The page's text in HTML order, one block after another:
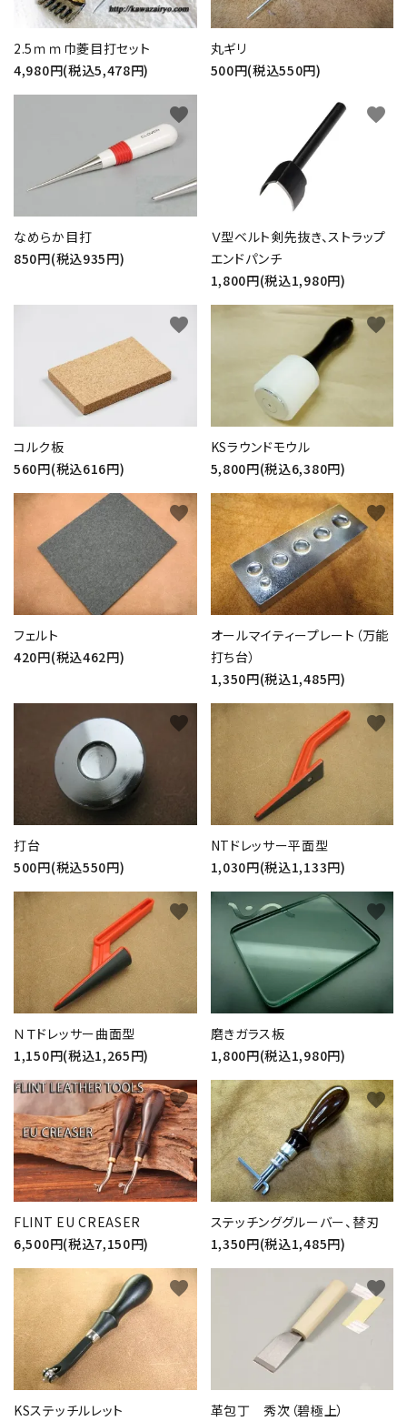
2.5ｍｍ巾菱目打セット
4,980円(税込5,478円)
丸ギリ
500円(税込550円)
なめらか目打
850円(税込935円)
favorite
Ｖ型ベルト剣先抜き、ストラップ
エンドパンチ
1,800円(税込1,980円)
favorite
コルク板
560円(税込616円)
favorite
KSラウンドモウル
5,800円(税込6,380円)
favorite
フェルト
420円(税込462円)
favorite
オールマイティープレート（万能
打ち台）
1,350円(税込1,485円)
favorite
打台
500円(税込550円)
favorite
NTドレッサー平面型
1,030円(税込1,133円)
favorite
ＮＴドレッサー曲面型
1,150円(税込1,265円)
favorite
磨きガラス板
1,800円(税込1,980円)
favorite
FLINT EU CREASER
6,500円(税込7,150円)
favorite
ステッチンググルーバー、替刃
1,350円(税込1,485円)
favorite
KSステッチルレット
favorite
革包丁 秀次（碧極上）
favorite